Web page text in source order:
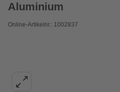
Aluminium
Online-Artikelnr.: 1002837